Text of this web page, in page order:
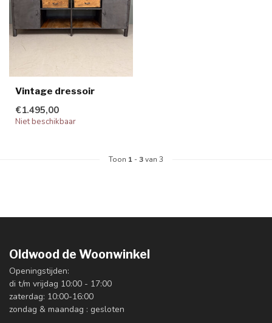
Vintage dressoir
€1.495,00
Niet beschikbaar
Toon 1 -3van 3
Oldwood de Woonwinkel
Openingstijden:
di t/m vrijdag 10:00 - 17:00
zaterdag: 10:00-16:00
zondag & maandag : gesloten